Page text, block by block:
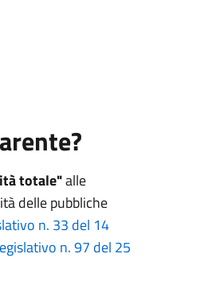
totale"alle
delle pubbliche
n. 33 del 14
n. 97 del 25